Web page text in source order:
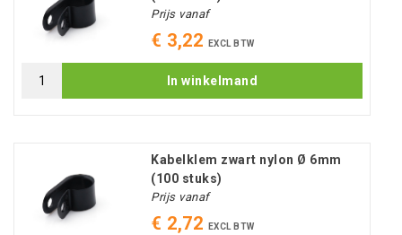
Prijs vanaf
€ 3,22 EXCL BTW
In winkelmand
Kabelklem zwart nylon Ø 6mm
(100 stuks)
Prijs vanaf
€ 2,72 EXCL BTW